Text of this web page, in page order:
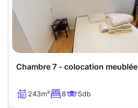
Chambre 7 - colocation meublée
243m² 8 Sdb